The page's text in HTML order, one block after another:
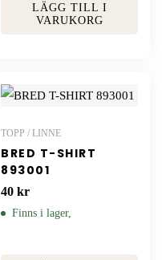
LÄGG TILL I
VARUKORG
TOPP / LINNE
BRED T-SHIRT
893001
40 kr
Finns i lager,